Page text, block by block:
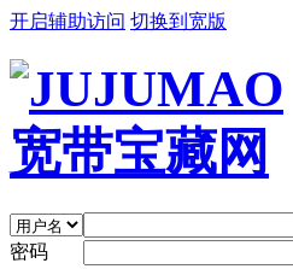
开启辅助访问 切换到宽版
密码